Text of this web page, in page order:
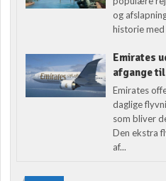
og
historie
Emirates
afgange
Emirates
daglige
som bliver
Den ekstra
af...